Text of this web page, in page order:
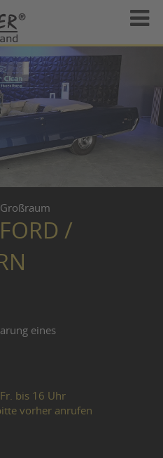
/
eines
bis 16 Uhr
vorher anrufen